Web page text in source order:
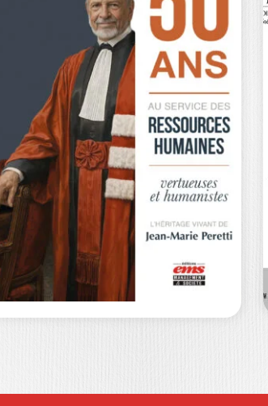
CHÈRE SANTÉ
JEAN-PIERRE CLAVERANNE|
JACKY DARNE
La santé est devenue l’un des grands
défis du XXIe siècle. Vieillissement de…